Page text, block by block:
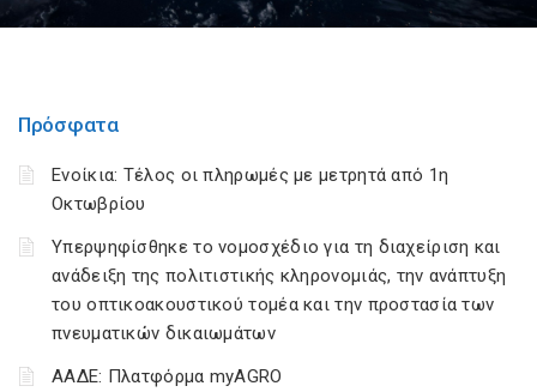
Πρόσφατα
Ενοίκια: Τέλος οι πληρωμές με μετρητά από 1η
Οκτωβρίου
Υπερψηφίσθηκε το νομοσχέδιο για τη διαχείριση και
ανάδειξη της πολιτιστικής κληρονομιάς, την ανάπτυξη
του οπτικοακουστικού τομέα και την προστασία των
πνευματικών δικαιωμάτων
ΑΑΔΕ: Πλατφόρμα myAGRO